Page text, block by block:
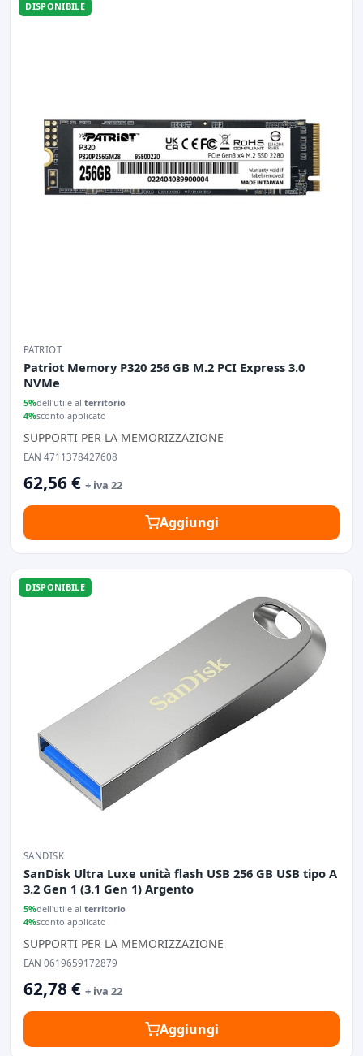
DISPONIBILE
PATRIOT
Patriot Memory P320 256 GB M.2 PCI Express 3.0
NVMe
5%dell'utile al territorio
4%sconto applicato
SUPPORTI PER LA MEMORIZZAZIONE
EAN 4711378427608
62,56 € + iva 22
Aggiungi
DISPONIBILE
SANDISK
SanDisk Ultra Luxe unità flash USB 256 GB USB tipo A
3.2 Gen 1 (3.1 Gen 1) Argento
5%dell'utile al territorio
4%sconto applicato
SUPPORTI PER LA MEMORIZZAZIONE
EAN 0619659172879
62,78 € + iva 22
Aggiungi